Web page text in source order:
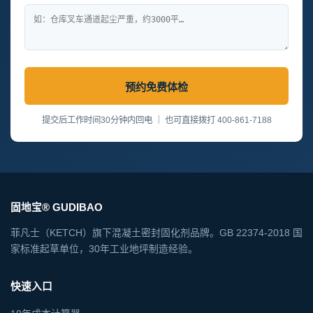
预约免费体检
提交后工作时间30分钟内回电 ｜ 也可直接拨打 400-861-7188
固地宝® GUDIBAO
菲凡士（KETCH）旗下混凝土密封固化剂品牌。GB 22374-2018 国
家标准起草单位，30年工业地坪制造经验。
快速入口